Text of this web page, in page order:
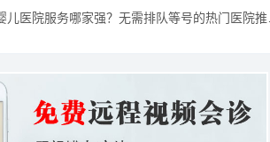
医院服务哪家强？无需排队等号的热门医院推荐？